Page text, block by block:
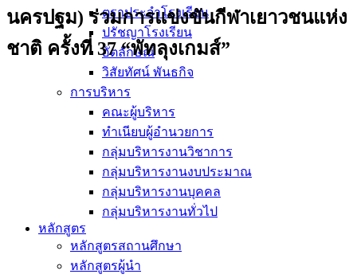
ตราประจำโรงเรียน
ปรัชญาโรงเรียน
อัตลักษณ์
วิสัยทัศน์ พันธกิจ
การบริหาร
คณะผู้บริหาร
ทำเนียบผู้อำนวยการ
กลุ่มบริหารงานวิชาการ
กลุ่มบริหารงานงบประมาณ
กลุ่มบริหารงานบุคคล
กลุ่มบริหารงานทั่วไป
หลักสูตร
หลักสูตรสถานศึกษา
หลักสูตรผู้นำ
นครปฐม) ร่วมการแข่งขันกีฬาเยาวชนแห่ง
ชาติ ครั้งที่ 37 “พัทลุงเกมส์”